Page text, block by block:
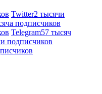
Twitter2 тысячи
подписчиков
Telegram57 тысяч
подписчиков